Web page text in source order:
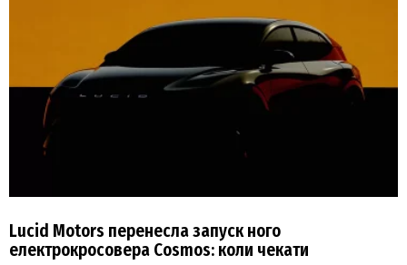
Lucid Motors перенесла запуск ного
електрокросовера Cosmos: коли чекати